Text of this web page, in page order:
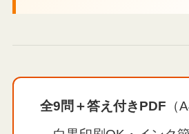
全9問＋答え付きPDF （